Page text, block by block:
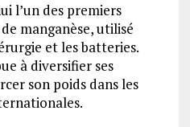
l’un des premiers
manganèse, utilisé
et les batteries.
à diversifier ses
son poids dans les